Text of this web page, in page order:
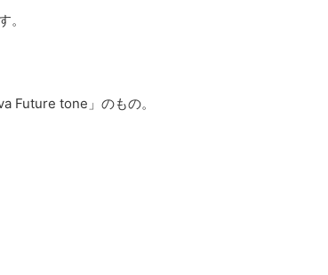
。
Future tone」のもの。